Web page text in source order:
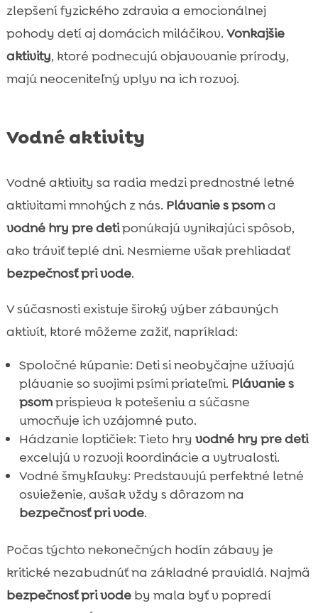
zlepšení fyzického zdravia a emocionálnej
pohody detí aj domácich miláčikov. Vonkajšie
aktivity, ktoré podnecujú objavovanie prírody,
majú neoceniteľný vplyv na ich rozvoj.
Vodné aktivity
Vodné aktivity sa radia medzi prednostné letné
aktivitami mnohých z nás. Plávanie s psoma
vodné hry pre detiponúkajú vynikajúci spôsob,
ako tráviť teplé dni. Nesmieme však prehliadať
bezpečnosť pri vode.
V súčasnosti existuje široký výber zábavných
aktivít, ktoré môžeme zažiť, napríklad:
Spoločné kúpanie: Deti si neobyčajne užívajú
plávanie so svojimi psími priateľmi. Plávanie s
psomprispieva k potešeniu a súčasne
umocňuje ich vzájomné puto.
Hádzanie loptičiek: Tieto hry vodné hry pre deti
excelujú v rozvoji koordinácie a vytrvalosti.
Vodné šmykľavky: Predstavujú perfektné letné
osvieženie, avšak vždy s dôrazom na
bezpečnosť pri vode.
Počas týchto nekonečných hodín zábavy je
kritické nezabudnúť na základné pravidlá. Najmä
bezpečnosť pri vodeby mala byť v popredí